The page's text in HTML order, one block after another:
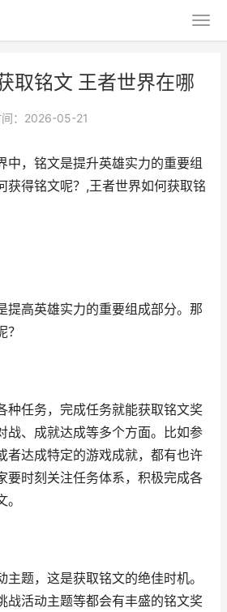
取铭文 王者世界在哪
间：2026-05-21
中，铭文是提升英雄实力的重要组
获得铭文呢？,王者世界如何获取铭
提高英雄实力的重要组成部分。那
种任务，完成任务就能获取铭文奖
战、成就达成等多个方面。比如参
者达成特定的游戏成就，都有也许
要时刻关注任务体系，积极完成各
主题，这是获取铭文的绝佳时机。
战活动主题等都会有丰盛的铭文奖